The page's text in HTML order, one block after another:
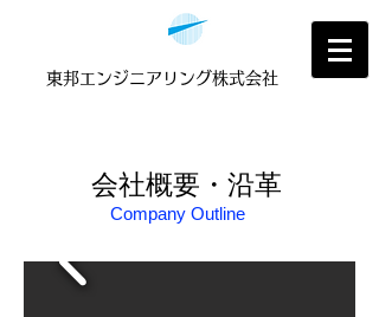
東邦​エンジニアリング株式会社
​会社概要・沿革
​Company Outline